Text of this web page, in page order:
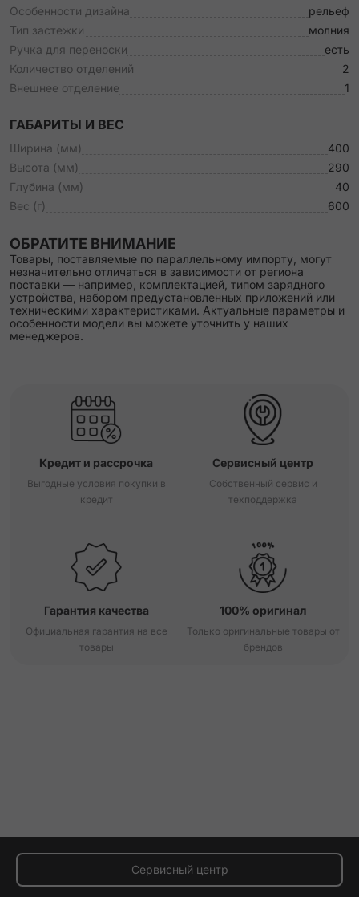
Особенности дизайна
рельеф
Тип застежки
молния
Ручка для переноски
есть
Количество отделений
2
Внешнее отделение
1
ГАБАРИТЫ И ВЕС
Ширина (мм)
400
Высота (мм)
290
Глубина (мм)
40
Вес (г)
600
ОБРАТИТЕ ВНИМАНИЕ
Товары, поставляемые по параллельному импорту, могут
незначительно отличаться в зависимости от региона
поставки — например, комплектацией, типом зарядного
устройства, набором предустановленных приложений или
техническими характеристиками. Актуальные параметры и
особенности модели вы можете уточнить у наших
менеджеров.
Кредит и рассрочка
Выгодные условия покупки в
кредит
Сервисный центр
Собственный сервис и
техподдержка
Гарантия качества
Официальная гарантия на все
товары
100% оригинал
Только оригинальные товары от
брендов
Сервисный центр